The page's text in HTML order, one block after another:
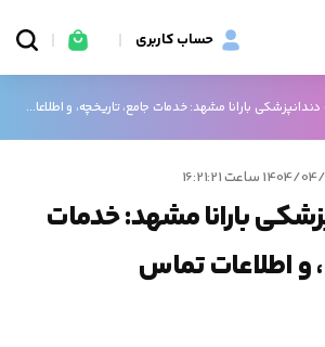
حساب کاربری
بارانا مشهد: خدمات جامع، تاریخچه، و اطلاعات تماس
بارانا مشهد: خدمات
و اطلاعات تماس